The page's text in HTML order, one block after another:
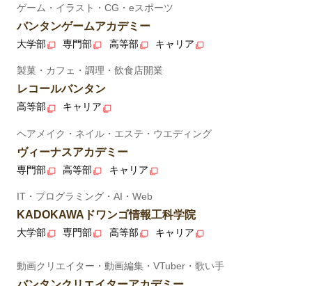
ゲーム・イラスト・CG・eスポーツ
バンタンゲームアカデミー
大学部 専門部 高等部 キャリア
製菓・カフェ・調理・飲食店開業
レコールバンタン
高等部 キャリア
ヘアメイク・ネイル・エステ・ウエディング
ヴィーナスアカデミー
専門部 高等部 キャリア
IT・プログラミング・AI・Web
KADOKAWAドワンゴ情報工科学院
大学部 専門部 高等部 キャリア
動画クリエイター・動画編集・VTuber・歌い手